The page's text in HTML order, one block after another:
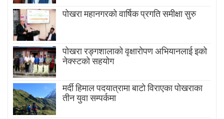
पोखरा महानगरको वार्षिक प्रगति समीक्षा सुरु
पोखरा रङ्गशालाको वृक्षारोपण अभियानलाई इको
नेक्स्टको सहयोग
मर्दी हिमाल पदयात्रामा बाटाे विराएका पाेखराका
तीन युवा सम्पर्कमा